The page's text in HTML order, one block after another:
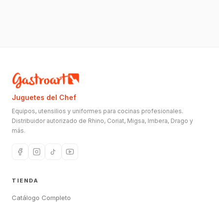
Juguetes del Chef
Equipos, utensilios y uniformes para cocinas profesionales.
Distribuidor autorizado de Rhino, Coriat, Migsa, Imbera, Drago y
más.
TIENDA
Catálogo Completo